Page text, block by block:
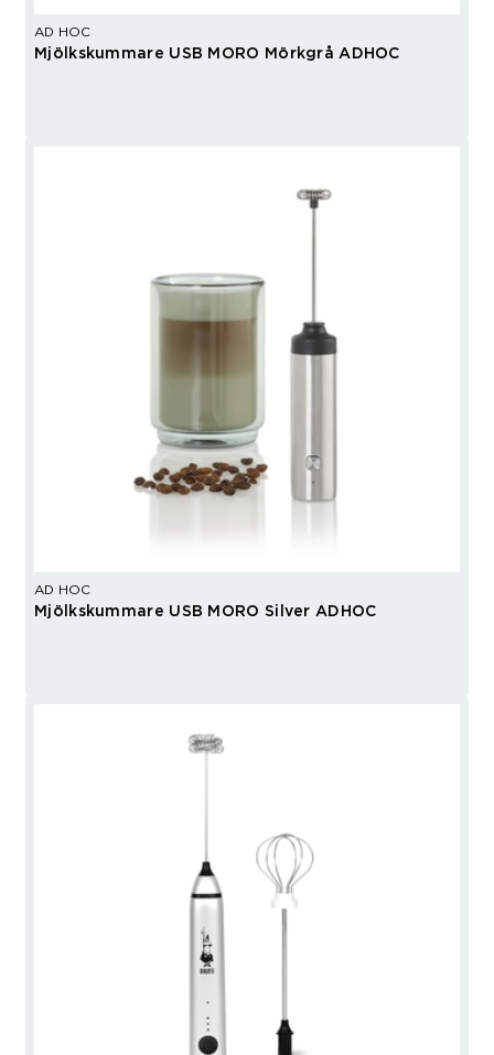
AD HOC
Mjölkskummare USB MORO Mörkgrå ADHOC
AD HOC
Mjölkskummare USB MORO Silver ADHOC